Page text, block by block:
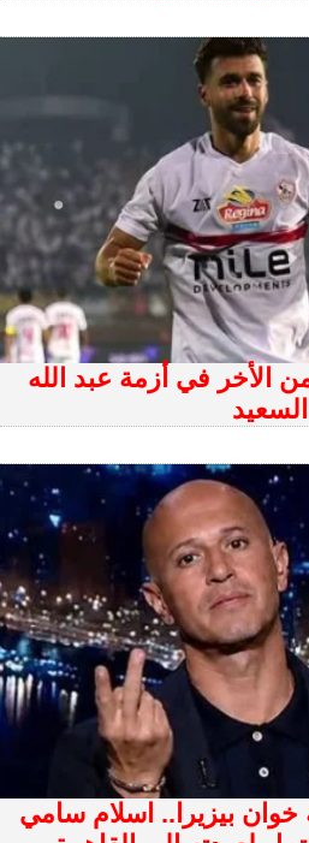
الأخر في أزمة عبد الله
السعيد
بيزيرا.. اسلام سامي